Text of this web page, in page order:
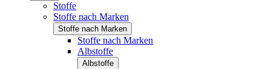
Stoffe
Stoffe nach Marken
Stoffe nach Marken
Stoffe nach Marken
Albstoffe
Albstoffe